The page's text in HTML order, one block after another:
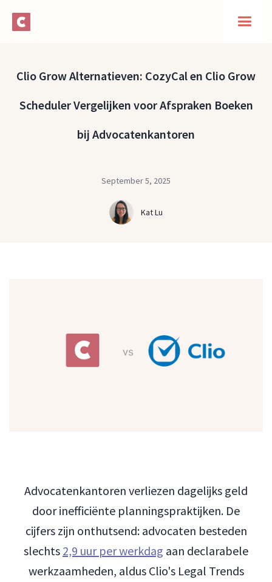
Clio Grow Alternatieven: CozyCal en Clio Grow
Scheduler Vergelijken voor Afspraken Boeken
bij Advocatenkantoren
September 5, 2025
Kat Lu
Advocatenkantoren verliezen dagelijks geld
door inefficiënte planningspraktijken. De
cijfers zijn onthutsend: advocaten besteden
slechts 2,9 uur per werkdag aan declarabele
werkzaamheden, aldus Clio's Legal Trends